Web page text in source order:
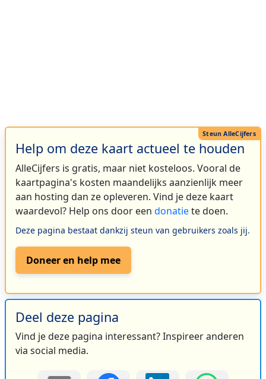
Help om deze kaart actueel te houden
AlleCijfers is gratis, maar niet kosteloos. Vooral de
kaartpagina's kosten maandelijks aanzienlijk meer
aan hosting dan ze opleveren. Vind je deze kaart
waardevol? Help ons door een donatiete doen.
Deze pagina bestaat dankzij steun van gebruikers zoals jij.
Doneer en help mee
Deel deze pagina
Vind je deze pagina interessant? Inspireer anderen
via social media.